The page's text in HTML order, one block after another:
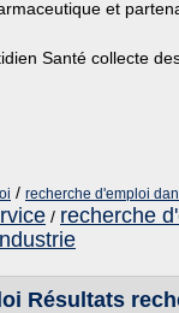
et
Santé collecte
/ recherche d'emploi
/ recherche
Résultats